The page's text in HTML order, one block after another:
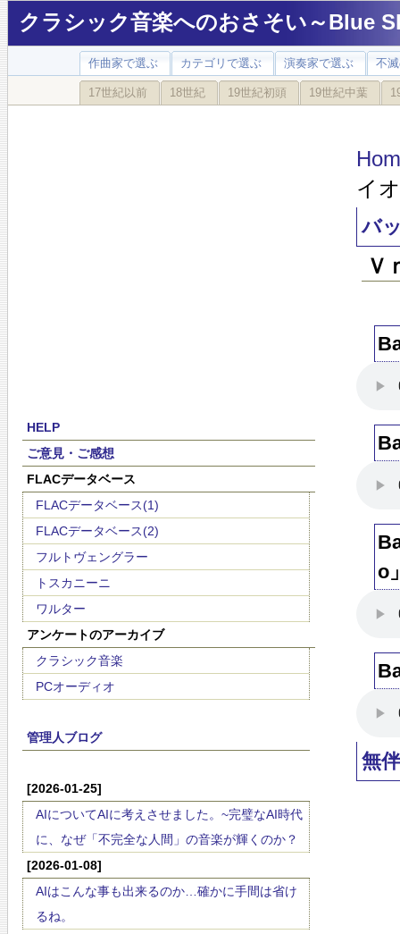
クラシック音楽へのおさそい～Blue
作曲家で選ぶ カテゴリで選ぶ 演奏家で選ぶ 不
17世紀以前 18世紀 19世紀初頭 19世紀中葉
HELP
ご意見・ご感想
FLACデータベース
FLACデータベース(1)
FLACデータベース(2)
フルトヴェングラー
トスカニーニ
ワルター
アンケートのアーカイブ
クラシック音楽
PCオーディオ
管理人ブログ
[2026-01-25]
AIについてAIに考えさせました。~完璧なAI時代
に、なぜ「不完全な人間」の音楽が輝くのか？
[2026-01-08]
AIはこんな事も出来るのか…確かに手間は省け
るね。
イ
バ
Ｖ
o
無